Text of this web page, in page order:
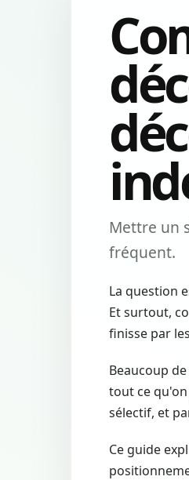
Mettre un
fréquent.
La question
Et surtout,
finisse par
Beaucoup
tout ce
sélectif, et
Ce guide